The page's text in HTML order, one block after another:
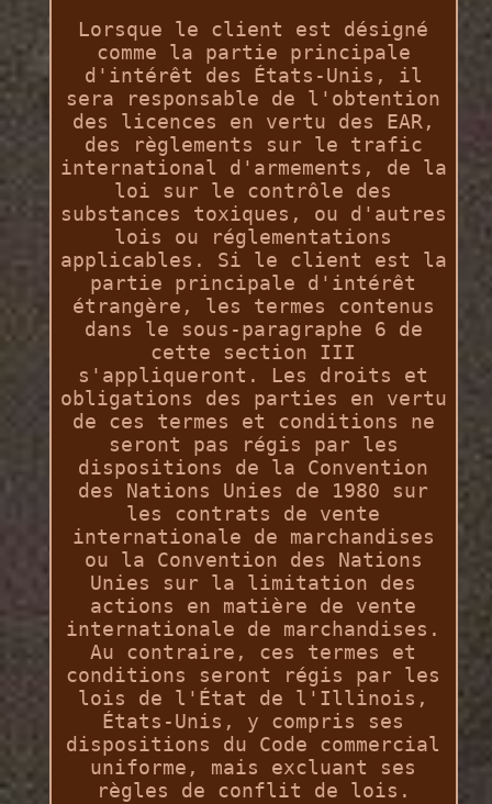
Lorsque le client est désigné
comme la partie principale
d'intérêt des États-Unis, il
sera responsable de l'obtention
des licences en vertu des EAR,
des règlements sur le trafic
international d'armements, de la
loi sur le contrôle des
substances toxiques, ou d'autres
lois ou réglementations
applicables. Si le client est la
partie principale d'intérêt
étrangère, les termes contenus
dans le sous-paragraphe 6 de
cette section III
s'appliqueront. Les droits et
obligations des parties en vertu
de ces termes et conditions ne
seront pas régis par les
dispositions de la Convention
des Nations Unies de 1980 sur
les contrats de vente
internationale de marchandises
ou la Convention des Nations
Unies sur la limitation des
actions en matière de vente
internationale de marchandises.
Au contraire, ces termes et
conditions seront régis par les
lois de l'État de l'Illinois,
États-Unis, y compris ses
dispositions du Code commercial
uniforme, mais excluant ses
règles de conflit de lois.